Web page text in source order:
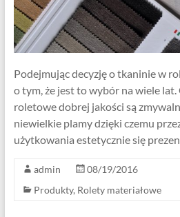
Podejmując decyzję o tkaninie w
o tym, że jest to wybór na wiele lat.
roletowe dobrej jakości są
niewielkie plamy dzięki czemu
użytkowania estetycznie się
admin
08/19/2016
Produkty, Rolety materiałowe